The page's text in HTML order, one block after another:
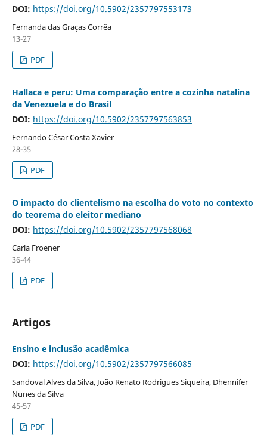
DOI: https://doi.org/10.5902/2357797553173
Fernanda das Graças Corrêa
13-27
PDF
Hallaca e peru: Uma comparação entre a cozinha natalina
da Venezuela e do Brasil
DOI: https://doi.org/10.5902/2357797563853
Fernando César Costa Xavier
28-35
PDF
O impacto do clientelismo na escolha do voto no contexto
do teorema do eleitor mediano
DOI: https://doi.org/10.5902/2357797568068
Carla Froener
36-44
PDF
Artigos
Ensino e inclusão acadêmica
DOI: https://doi.org/10.5902/2357797566085
Sandoval Alves da Silva, João Renato Rodrigues Siqueira, Dhennifer
Nunes da Silva
45-57
PDF